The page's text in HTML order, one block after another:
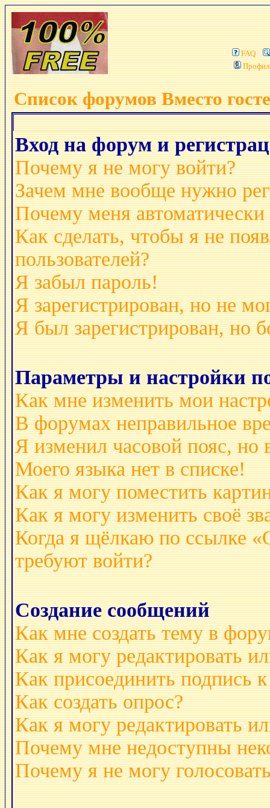
FAQ
Список форумов Вместо
Вход на форум и
Почему я не могу войти?
Зачем мне вообще нужно
Почему меня автоматически
Как сделать, чтобы я не
пользователей?
Я забыл пароль!
Я зарегистрирован, но не
Я был зарегистрирован, но
Параметры и настройки
Как мне изменить мои
В форумах неправильное
Я изменил часовой пояс, но
Моего языка нет в списке!
Как я могу поместить
Как я могу изменить своё
Когда я щёлкаю по ссылке
требуют войти?
Создание сообщений
Как мне создать тему в
Как я могу редактировать
Как присоединить подпись
Как создать опрос?
Как я могу редактировать
Почему мне недоступны
Почему я не могу